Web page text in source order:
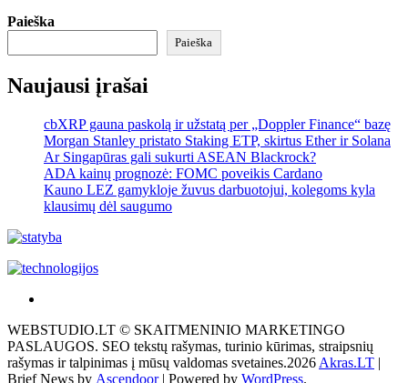
Paieška
Paieška
Naujausi įrašai
cbXRP gauna paskolą ir užstatą per „Doppler Finance“ bazę
Morgan Stanley pristato Staking ETP, skirtus Ether ir Solana
Ar Singapūras gali sukurti ASEAN Blackrock?
ADA kainų prognozė: FOMC poveikis Cardano
Kauno LEZ gamykloje žuvus darbuotojui, kolegoms kyla
klausimų dėl saugumo
tai
žemės
ploto
WEBSTUDIO.LT © SKAITMENINIO MARKETINGO
PASLAUGOS. SEO tekstų rašymas, turinio kūrimas, straipsnių
rašymas ir talpinimas į mūsų valdomas svetaines.2026 Akras.LT |
Brief News by Ascendoor| Powered by WordPress.